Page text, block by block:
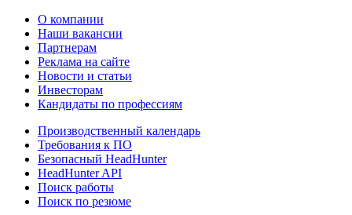
О компании
Наши вакансии
Партнерам
Реклама на сайте
Новости и статьи
Инвесторам
Кандидаты по профессиям
Производственный календарь
Требования к ПО
Безопасный HeadHunter
HeadHunter API
Поиск работы
Поиск по резюме